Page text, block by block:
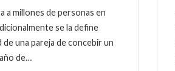
a millones de personas en
se la define
de una pareja de concebir un
de…